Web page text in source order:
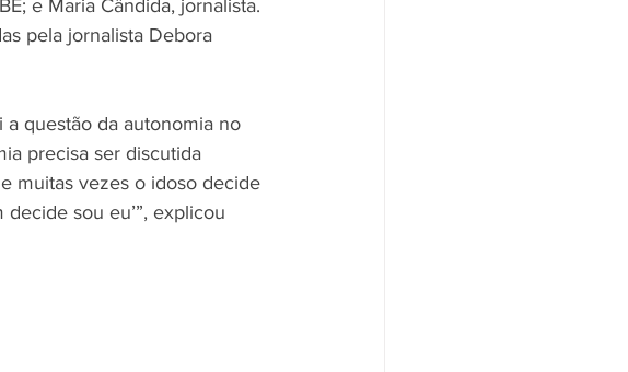
e Maria Cândida, jornalista.
pela jornalista Debora
questão da autonomia no
precisa ser discutida
muitas vezes o idoso decide
sou eu’”, explicou